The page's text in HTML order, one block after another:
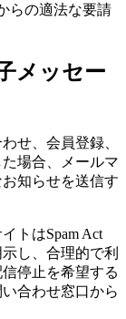
らの適法な要請
メッセー
せ、会員登録、
場合、メールマ
知らせを送信す
トはSpam Act
し、合理的で利
停止を希望する
合わせ窓口から